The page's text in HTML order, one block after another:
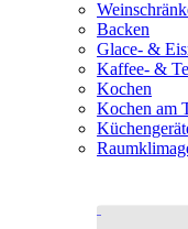
Backen
Glace- &
Kaffee- &
Kochen
Kochen am